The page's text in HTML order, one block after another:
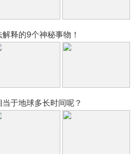
释的9个神秘事物！
于地球多长时间呢？